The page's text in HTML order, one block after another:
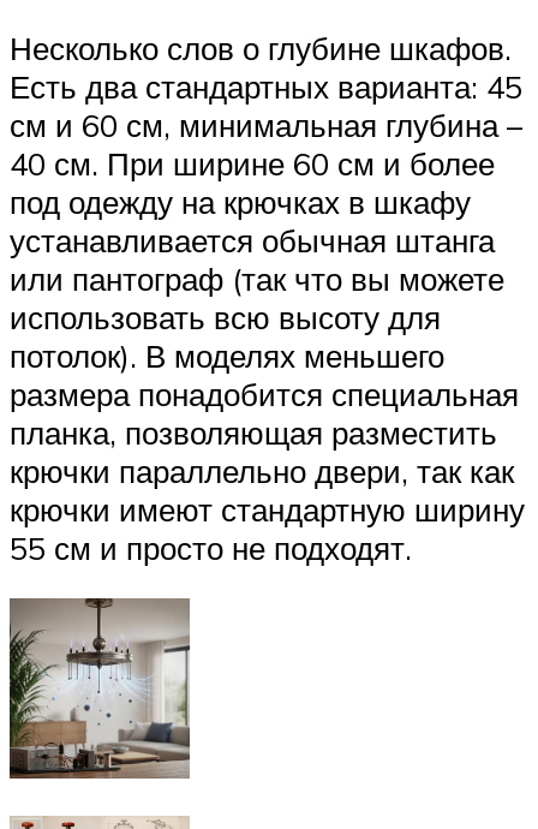
Несколько слов о глубине шкафов.
Есть два стандартных варианта: 45
см и 60 см, минимальная глубина –
40 см. При ширине 60 см и более
под одежду на крючках в шкафу
устанавливается обычная штанга
или пантограф (так что вы можете
использовать всю высоту для
потолок). В моделях меньшего
размера понадобится специальная
планка, позволяющая разместить
крючки параллельно двери, так как
крючки имеют стандартную ширину
55 см и просто не подходят.